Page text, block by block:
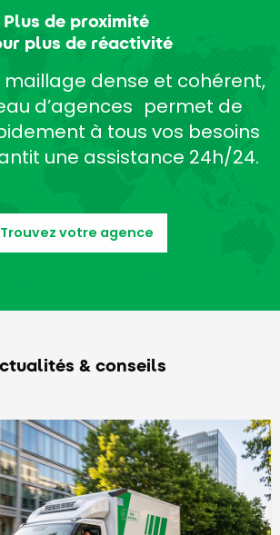
Plus de proximité
plus de réactivité
maillage dense et cohérent,
d’agences permet de
à tous vos besoins
une assistance 24h/24.
Trouvez votre agence
& conseils